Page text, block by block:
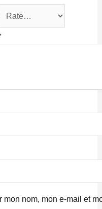
mon nom, mon e-mail et